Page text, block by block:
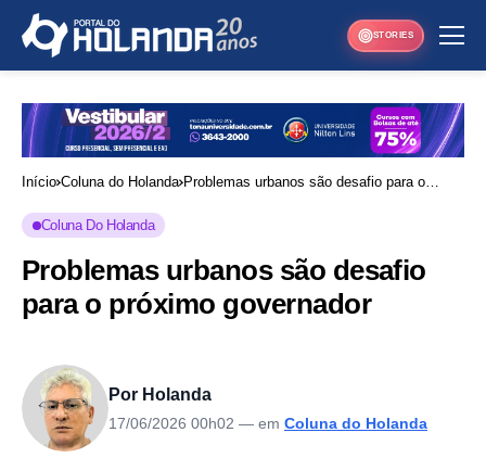
STORIES
Início Coluna do Holanda Problemas urbanos são desafio para o
Coluna Do Holanda
Problemas urbanos são desafio
para o próximo governador
Por Holanda
17/06/2026 00h02 — em Coluna do Holanda